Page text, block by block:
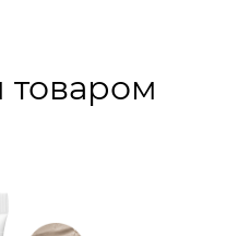
товаром